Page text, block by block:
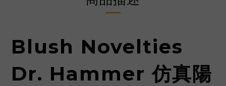
Blush Novelties
Dr. Hammer 仿真陽